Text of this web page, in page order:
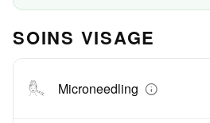
SOINS VISAGE
Microneedling